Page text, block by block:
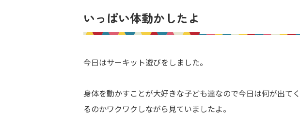
いっぱい体動かしたよ
今日はサーキット遊びをしました。
身体を動かすことが大好きな子ども達なので今日は何が出てく
るのかワクワクしながら見ていましたよ。